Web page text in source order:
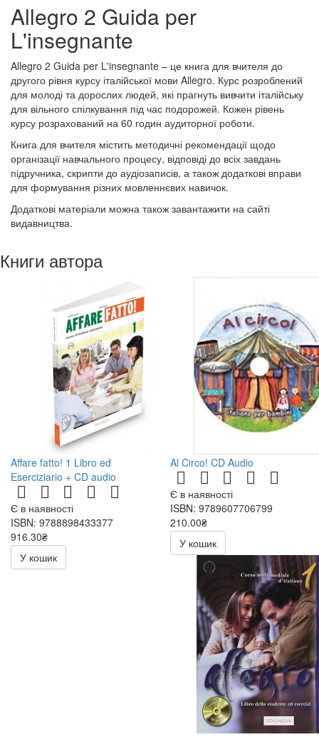
Allegro 2 Guida per
L'insegnante
Allegro 2 Guida per L'insegnante – це книга для вчителя до
другого рівня курсу італійської мови Allegro. Курс розроблений
для молоді та дорослих людей, які прагнуть вивчити італійську
для вільного спілкування під час подорожей. Кожен рівень
курсу розрахований на 60 годин аудиторної роботи.
Книга для вчителя містить методичні рекомендації щодо
організації навчального процесу, відповіді до всіх завдань
підручника, скрипти до аудіозаписів, а також додаткові вправи
для формування різних мовленнєвих навичок.
Додаткові матеріали можна також завантажити на сайті
видавництва.
Книги автора
Affare fatto! 1 Libro ed
Eserciziario + CD audio
Є в наявності
ISBN: 9788898433377
916.30₴
1078.00₴
У кошик
Al Circo! CD Audio
Є в наявності
ISBN: 9789607706799
210.00₴
300.00₴
У кошик